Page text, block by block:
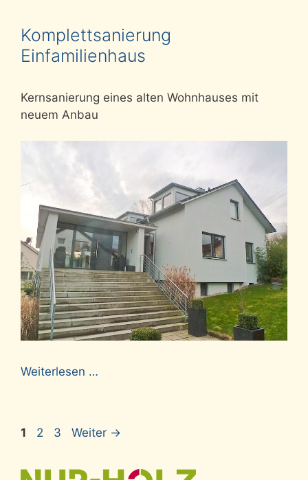
Komplettsanierung
Einfamilienhaus
Kernsanierung eines alten Wohnhauses mit
neuem Anbau
Weiterlesen …
Seite
1 Seite
2 Seite
3 Weiter →